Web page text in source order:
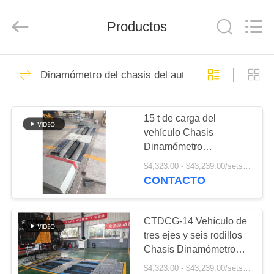
INICIO
PRODUCTOS
VIDEOS
SOBRE
NOSOTROS
VISITA
Cartesy
Diagnosis
Combinación de
líneas de ensayo
del vehículo
Pruebador de frenos
47
Productos
Dinamómetro del chasis del automóvil
15 t de carga del
vehículo Chasis
Dinamómetro
Dinamómetro del
vehículo Línea de
consumo de
combustible
$4,323.00 - $43,239.00/sets MOQ:1 juego
CONTACTO
CTDCG-14 Vehículo de
tres ejes y seis rodillos
Chasis Dinamómetro
Automotriz Dyno
$4,323.00 - $43,239.00/sets MOQ:1 juego